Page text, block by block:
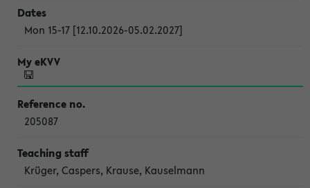
Mon 15-17 [12.10.2026-05.02.2027]
205087
Krüger, Caspers, Krause, Kauselmann